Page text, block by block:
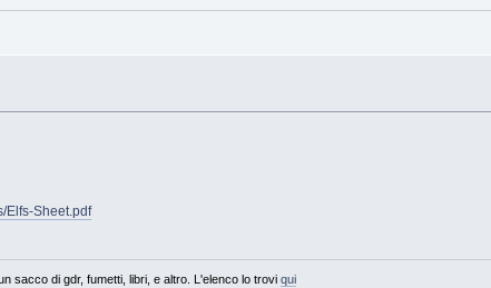
Elfs-Sheet.pdf
sacco di gdr, fumetti, libri, e altro. L'elenco lo trovi qui